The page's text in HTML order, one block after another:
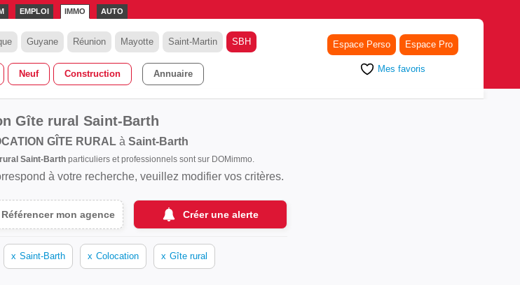
EMPLOI IMMO AUTO
Guyane Réunion Mayotte Saint-Martin SBH
Neuf Construction Annuaire
Espace Perso Espace Pro
Mes favoris
Gîte rural Saint-Barth
GÎTE RURALà Saint-Barth
Saint-Barth particuliers et professionnels sont sur DOMimmo.
à votre recherche, veuillez modifier vos critères.
Référencer mon agence Créer une alerte
x Saint-Barth x Colocation x Gîte rural